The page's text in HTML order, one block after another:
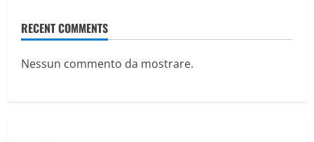
RECENT COMMENTS
Nessun commento da mostrare.